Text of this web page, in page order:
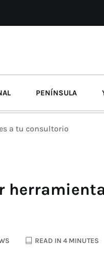
PENÍNSULA
a tu consultorio
READ IN 4 MINUTES